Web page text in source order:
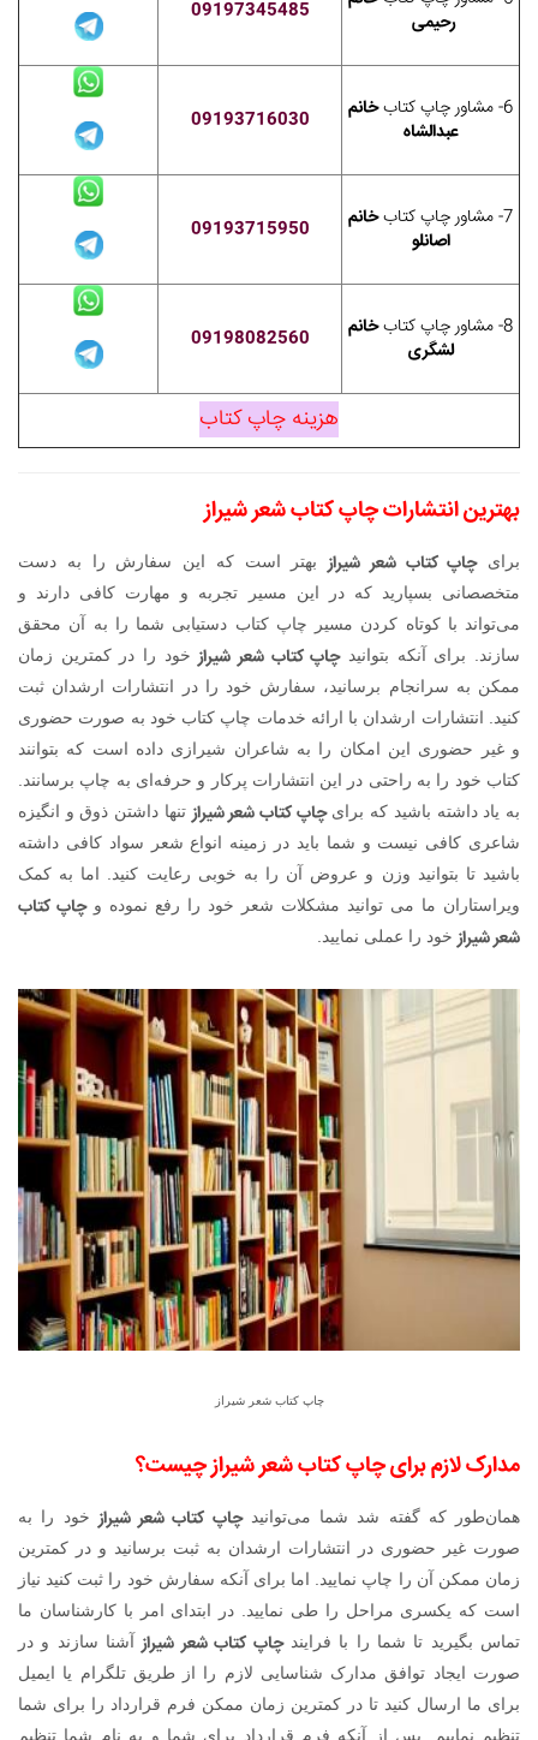
رحیمی
09197345485
6- مشاور چاپ کتاب
خانم
عبدالشاه
09193716030
7- مشاور چاپ کتاب
خانم
اصانلو
09193715950
8- مشاور چاپ کتاب
خانم
لشگری
09198082560
هزینه چاپ کتاب
بهترین انتشارات چاپ کتاب شعر شیراز
برایچاپ کتاب شعر شیراز بهتر است که این سفارش را به دست
متخصصانی بسپارید که در این مسیر تجربه و مهارت کافی دارند و
می‌تواند با کوتاه کردن مسیر چاپ کتاب دستیابی شما را به آن محقق
سازند. برای آنکه بتوانیدچاپ کتاب شعر شیراز خود را در کمترین زمان
ممکن به سرانجام برسانید، سفارش خود را در انتشارات ارشدان ثبت
کنید. انتشارات ارشدان با ارائه خدمات چاپ کتاب خود به صورت حضوری
و غیر حضوری این امکان را به شاعران شیرازی داده است که بتوانند
کتاب خود را به راحتی در این انتشارات پرکار و حرفه‌ای به چاپ برسانند.
به یاد داشته باشید که برایچاپ کتاب شعر شیراز تنها داشتن ذوق و انگیزه
شاعری کافی نیست و شما باید در زمینه انواع شعر سواد کافی داشته
باشید تا بتوانید وزن و عروض آن را به خوبی رعایت کنید. اما به کمک
ویراستاران ما می توانید مشکلات شعر خود را رفع نموده وچاپ کتاب
شعر شیراز خود را عملی نمایید.
چاپ کتاب شعر شیراز
مدارک لازم برای چاپ کتاب شعر شیراز چیست؟
همان‌طور که گفته شد شما می‌توانیدچاپ کتاب شعر شیراز خود را به
صورت غیر حضوری در انتشارات ارشدان به ثبت برسانید و در کمترین
زمان ممکن آن را چاپ نمایید. اما برای آنکه سفارش خود را ثبت کنید نیاز
است که یکسری مراحل را طی نمایید. در ابتدای امر با کارشناسان ما
تماس بگیرید تا شما را با فرایندچاپ کتاب شعر شیراز آشنا سازند و در
صورت ایجاد توافق مدارک شناسایی لازم را از طریق تلگرام یا ایمیل
برای ما ارسال کنید تا در کمترین زمان ممکن فرم قرارداد را برای شما
تنظیم نماییم. پس از آنکه فرم قرارداد برای شما و به نام شما تنظیم